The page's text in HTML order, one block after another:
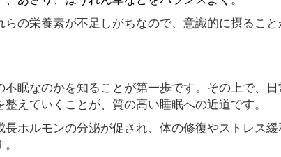
の栄養素が不足しがちなので、意識的に摂ること
不眠なのかを知ることが第一歩です。その上で、
えていくことが、質の高い睡眠への近道です。
ホルモンの分泌が促され、体の修復やストレス